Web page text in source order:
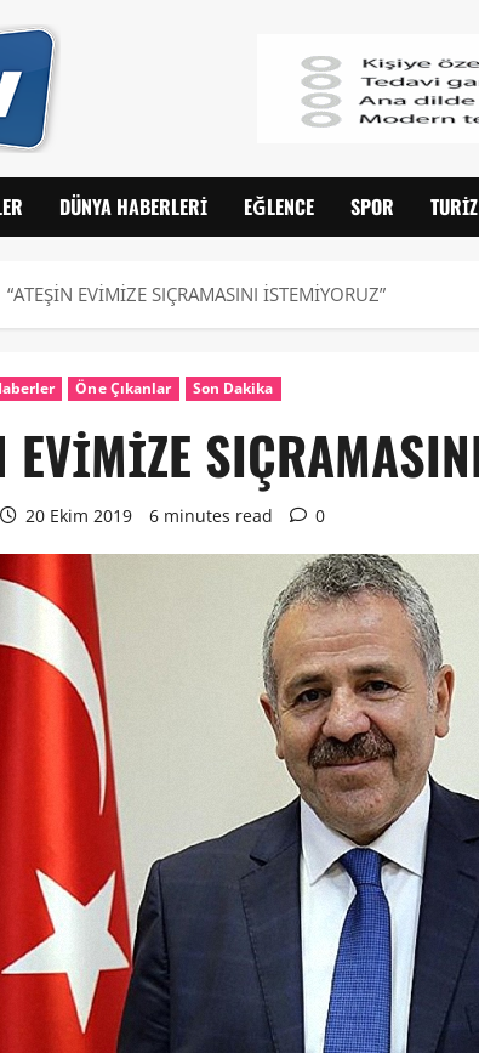
DÜNYA HABERLERI EĞLENCE SPOR
“ATEŞİN EVİMİZE SIÇRAMASINI İSTEMİYORUZ”
Öne Çıkanlar Son Dakika
EVİMİZE
20 Ekim 2019 6 minutes read 0